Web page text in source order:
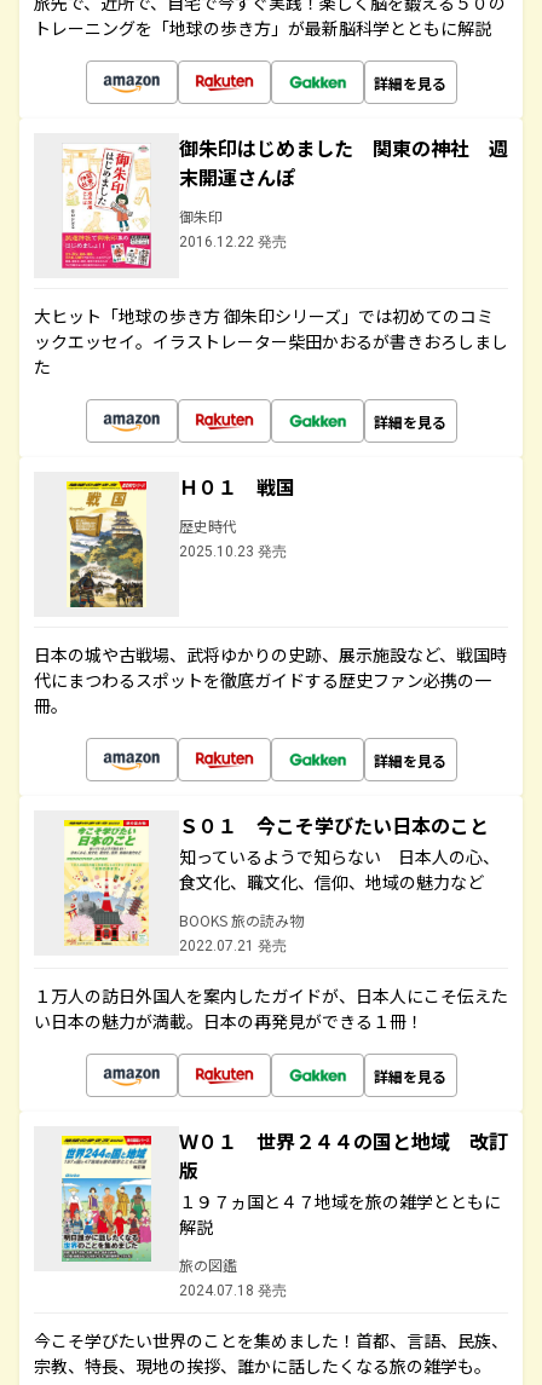
トレーニングを「地球の歩き方」が最新脳科学とともに解説
詳細を見る
御朱印はじめました 関東の神社 週
末開運さんぽ
御朱印
2016.12.22 発売
大ヒット「地球の歩き方 御朱印シリーズ」では初めてのコミ
ックエッセイ。イラストレーター柴田かおるが書きおろしまし
た
詳細を見る
Ｈ０１ 戦国
歴史時代
2025.10.23 発売
日本の城や古戦場、武将ゆかりの史跡、展示施設など、戦国時
代にまつわるスポットを徹底ガイドする歴史ファン必携の一
冊。
詳細を見る
Ｓ０１ 今こそ学びたい日本のこと
知っているようで知らない 日本人の心、
食文化、職文化、信仰、地域の魅力など
BOOKS 旅の読み物
2022.07.21 発売
１万人の訪日外国人を案内したガイドが、日本人にこそ伝えた
い日本の魅力が満載。日本の再発見ができる１冊！
詳細を見る
Ｗ０１ 世界２４４の国と地域 改訂
版
１９７ヵ国と４７地域を旅の雑学とともに
解説
旅の図鑑
2024.07.18 発売
今こそ学びたい世界のことを集めました！首都、言語、民族、
宗教、特長、現地の挨拶、誰かに話したくなる旅の雑学も。